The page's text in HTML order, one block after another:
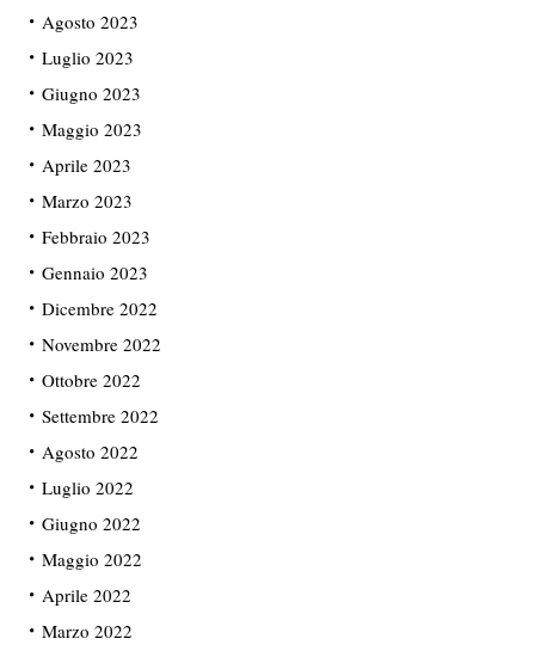
Agosto 2023
Luglio 2023
Giugno 2023
Maggio 2023
Aprile 2023
Marzo 2023
Febbraio 2023
Gennaio 2023
Dicembre 2022
Novembre 2022
Ottobre 2022
Settembre 2022
Agosto 2022
Luglio 2022
Giugno 2022
Maggio 2022
Aprile 2022
Marzo 2022